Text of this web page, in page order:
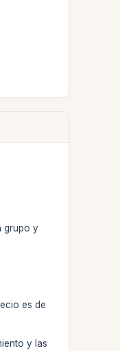
grupo y
es de
y las